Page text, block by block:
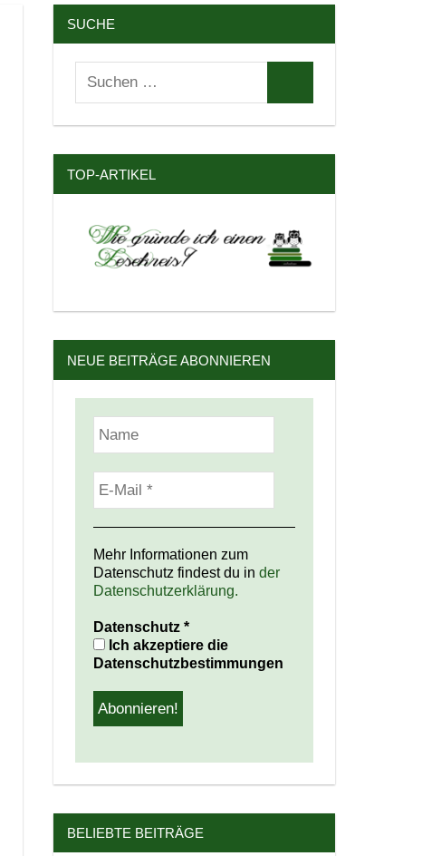
SUCHE
Suchen
nach:
TOP-ARTIKEL
NEUE BEITRÄGE ABONNIEREN
Mehr Informationen zum
Datenschutz findest du in der
Datenschutzerklärung.
Datenschutz *
Ich akzeptiere die
Datenschutzbestimmungen
BELIEBTE BEITRÄGE